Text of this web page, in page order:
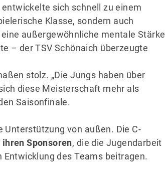
sich schnell zu einem
Klasse, sondern auch
außergewöhnliche mentale Stärke.
– der TSV Schönaich überzeugte
stolz. „Die Jungs haben über
diese Meisterschaft mehr als
Saisonfinale.
Unterstützung von außen. Die C-
Sponsoren , die die Jugendarbeit
des Teams beitragen.